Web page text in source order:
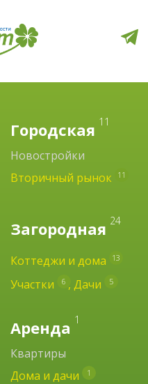
Городская 11
Новостройки
Вторичный рынок
11
Загородная 24
Коттеджи и дома 13
Участки 6 , Дачи 5
Аренда 1
Квартиры
Дома и дачи
1